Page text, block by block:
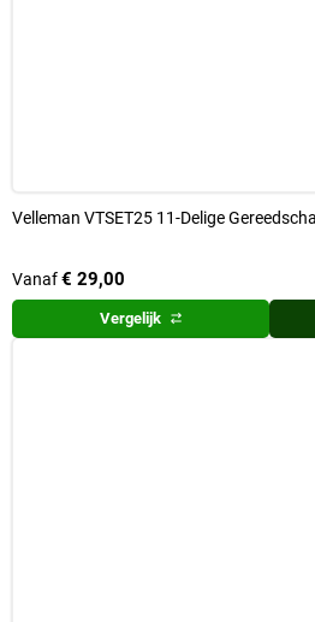
Velleman VTSET25 11-Delige
Vanaf€ 29,00
Vergelijk